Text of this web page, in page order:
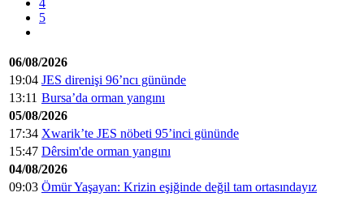
4
5
06/08/2026
19:04 JES direnişi 96’ncı gününde
13:11 Bursa’da orman yangını
05/08/2026
17:34 Xwarik’te JES nöbeti 95’inci gününde
15:47 Dêrsim'de orman yangını
04/08/2026
09:03 Ömür Yaşayan: Krizin eşiğinde değil tam ortasındayız